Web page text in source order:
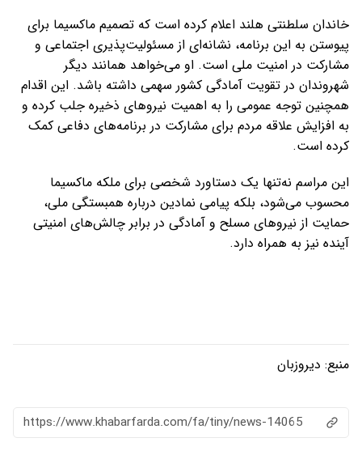
خاندان سلطنتی هلند اعلام کرده است که تصمیم ماکسیما برای
پیوستن به این برنامه، نشانه‌ای از مسئولیت‌پذیری اجتماعی و
مشارکت در امنیت ملی است. او می‌خواهد همانند دیگر
شهروندان در تقویت آمادگی کشور سهمی داشته باشد. این اقدام
همچنین توجه عمومی را به اهمیت نیروهای ذخیره جلب کرده و
به افزایش علاقه مردم برای مشارکت در برنامه‌های دفاعی کمک
کرده است.
این مراسم نه‌تنها یک دستاورد شخصی برای ملکه ماکسیما
محسوب می‌شود، بلکه پیامی نمادین درباره همبستگی ملی،
حمایت از نیروهای مسلح و آمادگی در برابر چالش‌های امنیتی
آینده نیز به همراه دارد.
منبع: دیروزبان
https://www.khabarfarda.com/fa/tiny/news-14065